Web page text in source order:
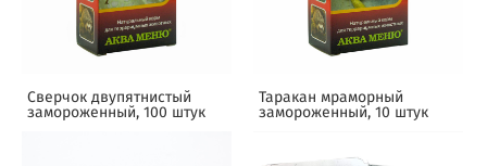
Сверчок двупятнистый
замороженный, 100 штук
Таракан мраморный
замороженный, 10 штук